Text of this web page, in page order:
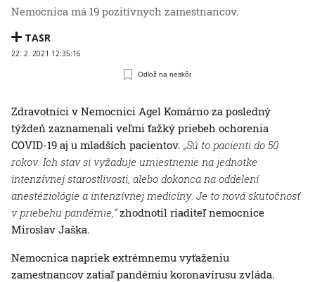
Nemocnica má 19 pozitívnych zamestnancov.
TASR
22. 2. 2021 12:35:16
Odlož na neskôr
Zdravotníci v Nemocnici Agel Komárno za posledný
týždeň zaznamenali veľmi ťažký priebeh ochorenia
COVID-19 aj u mladších pacientov. „Sú to pacienti do 50
rokov. Ich stav si vyžaduje umiestnenie na jednotke
intenzívnej starostlivosti, alebo dokonca na oddelení
anestéziológie a intenzívnej medicíny. Je to nová skutočnosť
v priebehu pandémie,“zhodnotil riaditeľ nemocnice
Miroslav Jaška.
Nemocnica napriek extrémnemu vyťaženiu
zamestnancov zatiaľ pandémiu koronavírusu zvláda.